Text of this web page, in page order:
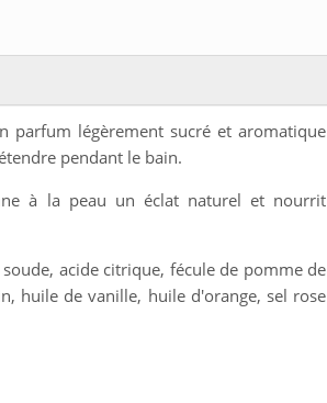
parfum légèrement sucré et aromatique
pendant le bain.
à la peau un éclat naturel et nourrit
acide citrique, fécule de pomme de
huile de vanille, huile d'orange, sel rose